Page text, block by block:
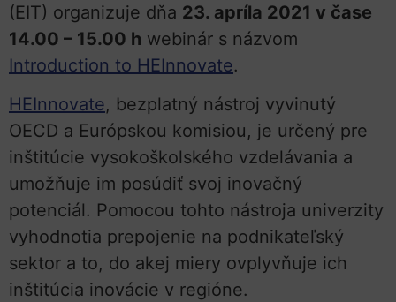
(EIT) organizuje dňa 23. apríla 2021 v čase
14.00 – 15.00 h webinár s názvom
Introduction to HEInnovate.
HEInnovate, bezplatný nástroj vyvinutý
OECD a Európskou komisiou, je určený pre
inštitúcie vysokoškolského vzdelávania a
umožňuje im posúdiť svoj inovačný
potenciál. Pomocou tohto nástroja univerzity
vyhodnotia prepojenie na podnikateľský
sektor a to, do akej miery ovplyvňuje ich
inštitúcia inovácie v regióne.